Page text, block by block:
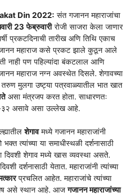
Din 2022: संत गजानन महाराजांचा
23 फेब्रुवारीरोजी साजरा केला जाणार
प्रकटदिनाची तारीख अणि तिथि एकाच
महाराज कसे प्रकट झाले कुठून आले
नाही पण पहिल्यांदा बंकटलाल आणि
महाराज नग्न अवस्थेत दिसले. शेगावच्या
तरुण मुलगा उष्ट्या पत्रवाळ्यातील भात खात
असा मंत्रजप करत होता. साधारणतः
३२ असावे असा उल्लेख आहे.
शेगावमध्ये गजानन महाराजांनी
त्यांच्या या समाधीस्थळी दर्शनासाठी
दिवशी शेगाव मध्ये खास व्यवस्था असते.
दर्शनासाठी येतात. महाराजांनी त्यांच्या
प्रचलित आहेत. महाराजांचे त्यांच्या
असे स्थान आहे. आजगजानन महाराजांच्या